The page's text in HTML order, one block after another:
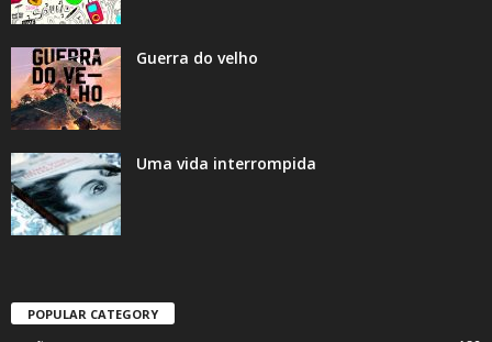
Guerra do velho
Uma vida interrompida
POPULAR CATEGORY